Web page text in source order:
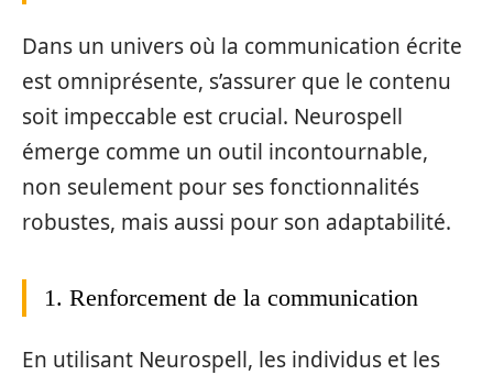
Dans un univers où la communication écrite
est omniprésente, s’assurer que le contenu
soit impeccable est crucial. Neurospell
émerge comme un outil incontournable,
non seulement pour ses fonctionnalités
robustes, mais aussi pour son adaptabilité.
1. Renforcement de la communication
En utilisant Neurospell, les individus et les